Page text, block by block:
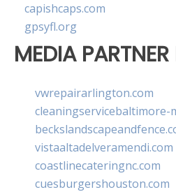
capishcaps.com
gpsyfl.org
MEDIA PARTNER
vwrepairarlington.com
cleaningservicebaltimore-
vistaaltadelveramendi.com
coastlinecateringnc.com
cuesburgershouston.com